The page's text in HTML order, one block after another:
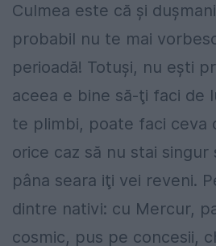
Culmea este că şi
probabil nu te mai
perioadă! Totuşi, nu eşti
aceea e bine să-ţi faci de
te plimbi, poate faci ceva
orice caz să nu stai
pâna seara iţi vei reveni.
dintre nativi: cu Mercur,
cosmic, pus pe concesii,